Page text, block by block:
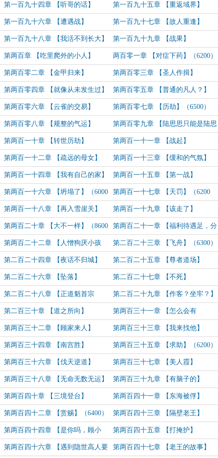
（6000） 午节快乐！）
第一百九十四章 【听哥的话】
（7400）
第一百九十五章 【重返域界】
（6100）
第一百九十六章 【遭遇战】
（6800）
第一百九十七章 【故人重逢】
第一百九十八章 【我活不到长大】
（6200）
第一百九十九章 【战果】
第两百章 【吃里爬外的小人】 两百零一章 【对症下药】（6200）
第两百零二章 【金甲归来】
（6000）
第两百零三章 【圣人作揖】
（6600）
第两百零四章 【就像从未发生过】
（6900）
第两百零五章 【普通的凡人？】
（6600）
第两百零六章 【云雀的交易】
（6000）
第两百零七章 【历劫】（6500）
第两百零八章 【规整的气运】
（6000）
第两百零九章 【陆思思只能是陆思
思】
第两百一十章 【转世历劫】 第两百一十一章 【战起】
第两百一十二章 【疏远的母女】
（6600）
第两百一十三章 【缓和的气氛】
（6200）
第两百一十四章 【我有自己的家】 第两百一十五章 【第一战】
（6300）
第两百一十六章 【坍塌了】（6000
字）
第两百一十七章 【天罚】（6200
字）
第两百一十八章 【再入雪崖关】
（6300字）
第两百一十九章 【该走了】
第两百二十章 【大不一样】（8600
字）
第两百二十一章 【福利待遇足，分
房送保姆】（6800）
第两百二十二章 【人憎狗厌小孩
哥】（6800）
第二百二十三章 【飞舟】（6300）
第二百二十四章 【夜话不归城】
（6000）
第二百二十五章 【尊者道场】
（7300）
第二百二十六章 【坠落】 第二百二十七章 【不死】
第二百二十八章 【正道魁首宗
门？？】（7000）
第二百二十九章 【作客？坐牢？】
（7000）
第二百三十章 【道之所向】
（6200）
第两百三十一章 【怎么会有
俩？？？？】（6600）
第两百三十二章 【顾家来人】 第两百三十三章 【我来找他】
第两百三十四章 【南宫胜】 第两百三十五章 【求助】（6200）
第两百三十六章 【伐天逆道】 第两百三十七章 【美人霞】
（6800）
第两百三十八章 【无命无数无运】
（6000）
第两百三十九章 【有脑子的】
第两百四十章 【三境登台】 第两百四十一章 【东海被俘】
（7400）
第两百四十二章 【赏赐】（6400） 第两百四十三章 【隔壁老王】
第两百四十四章 【是你吗，顾小
娘？】（6200）
第两百四十五章 【打掩护】
（6700）
第两百四十六章 【遇到隐世高人要 第两百四十七章 【老王的故事】